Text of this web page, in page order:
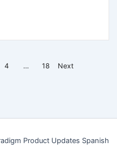
4 … 18 Next
Product Updates Spanish